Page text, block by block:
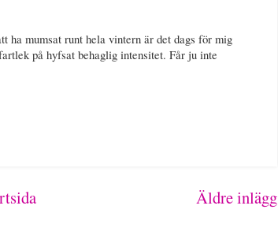
mumsat runt hela vintern är det dags för mig
på hyfsat behaglig intensitet. Får ju inte
Äldre inlägg